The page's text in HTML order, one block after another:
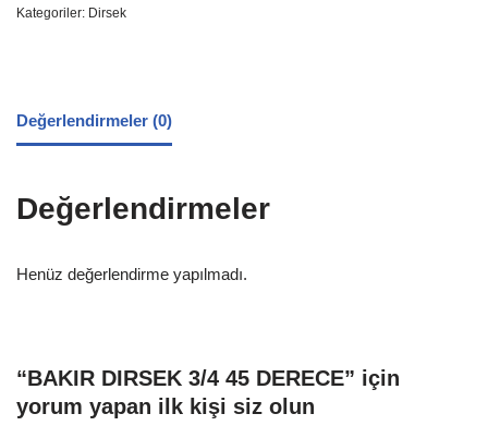
Kategoriler: Dirsek
Değerlendirmeler (0)
Değerlendirmeler
Henüz değerlendirme yapılmadı.
“BAKIR DIRSEK 3/4 45 DERECE” için
yorum yapan ilk kişi siz olun